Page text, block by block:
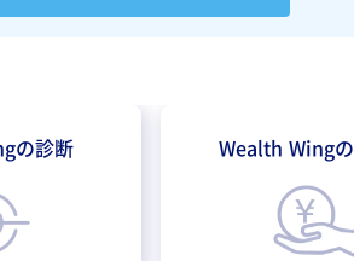
の診断 Wealth Wing